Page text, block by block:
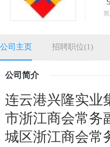
公司主页 招聘职位(1)
公司简介
连云港兴隆实业
市浙江商会常务
城区浙江商会常